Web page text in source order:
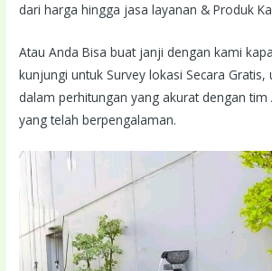
dari harga hingga jasa layanan & Produk
Atau Anda Bisa buat janji dengan kami
kunjungi untuk Survey lokasi Secara Gratis,
dalam perhitungan yang akurat dengan
yang telah berpengalaman.